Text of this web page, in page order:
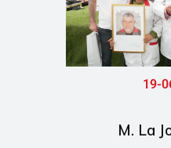
19-
M. La